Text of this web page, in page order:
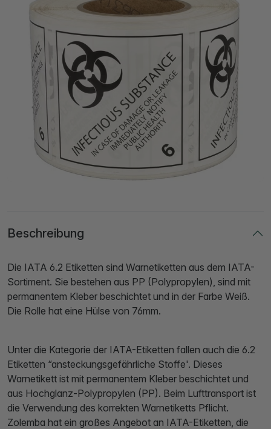
Beschreibung
Die IATA 6.2 Etiketten sind Warnetiketten aus dem IATA-
Sortiment. Sie bestehen aus PP (Polypropylen), sind mit
permanentem Kleber beschichtet und in der Farbe Weiß.
Die Rolle hat eine Hülse von 76mm.
Unter die Kategorie der IATA-Etiketten fallen auch die 6.2
Etiketten “ansteckungsgefährliche Stoffe'. Dieses
Warnetikett ist mit permanentem Kleber beschichtet und
aus Hochglanz-Polypropylen (PP). Beim Lufttransport ist
die Verwendung des korrekten Warnetiketts Pflicht.
Zolemba hat ein großes Angebot an IATA-Etiketten, die